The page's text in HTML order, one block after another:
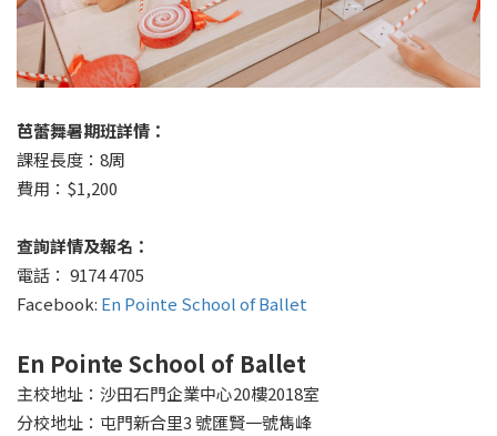
芭蕾舞暑期班詳情：
課程長度：8周
費用：$1,200
查詢詳情及報名：
電話： 9174 4705
Facebook: En Pointe School of Ballet
En Pointe School of Ballet
主校地址：沙田石門企業中心20樓2018室
分校地址：屯門新合里3 號匯賢一號雋峰